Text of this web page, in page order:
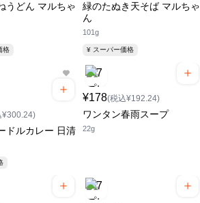
うどん マルちゃ
格
緑のたぬき天そば マルちゃ
ん
101g
¥ スーパー価格
¥300.24)
ドルカレー 日清
¥178(税込¥192.24)
ワンタン春雨スープ
22g